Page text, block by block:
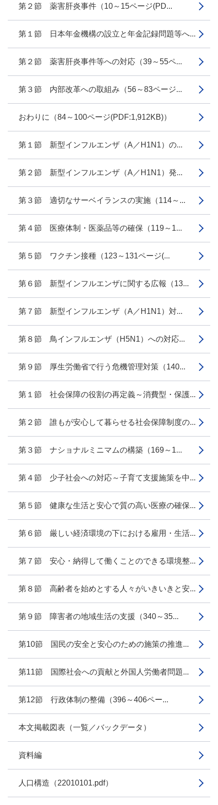
第２節 薬害肝炎事件（10～15ページ(PD...
第１節 日本年金機構の設立と年金記録問題等へ...
第２節 薬害肝炎事件等への対応（39～55ペ...
第３節 内部改革への取組み（56～83ページ...
おわりに（84～100ページ(PDF:1,912KB)）
第１節 新型インフルエンザ（A／H1N1）の...
第２節 新型インフルエンザ（A／H1N1）発...
第３節 適切なサーベイランスの実施（114～...
第４節 医療体制・医薬品等の確保（119～1...
第５節 ワクチン接種（123～131ページ(...
第６節 新型インフルエンザに関する広報（13...
第７節 新型インフルエンザ（A／H1N1）対...
第８節 鳥インフルエンザ（H5N1）への対応...
第９節 厚生労働省で行う危機管理対策（140...
第１節 社会保障の役割の再定義～消費型・保護...
第２節 誰もが安心して暮らせる社会保障制度の...
第３節 ナショナルミニマムの構築（169～1...
第４節 少子社会への対応～子育て支援施策を中...
第５節 健康な生活と安心で質の高い医療の確保...
第６節 厳しい経済環境の下における雇用・生活...
第７節 安心・納得して働くことのできる環境整...
第８節 高齢者を始めとする人々がいきいきと安...
第９節 障害者の地域生活の支援（340～35...
第10節 国民の安全と安心のための施策の推進...
第11節 国際社会への貢献と外国人労働者問題...
第12節 行政体制の整備（396～406ペー...
本文掲載図表（一覧／バックデータ）
資料編
人口構造（22010101.pdf）